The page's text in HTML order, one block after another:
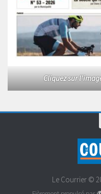
Cliquez sur
Le Courrier ©